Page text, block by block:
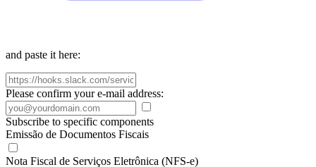
and paste it here:
Please confirm your e-mail address:
Subscribe to specific components
Emissão de Documentos Fiscais
Nota Fiscal de Serviços Eletrônica (NFS-e)